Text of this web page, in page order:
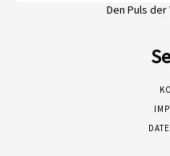
Den Puls